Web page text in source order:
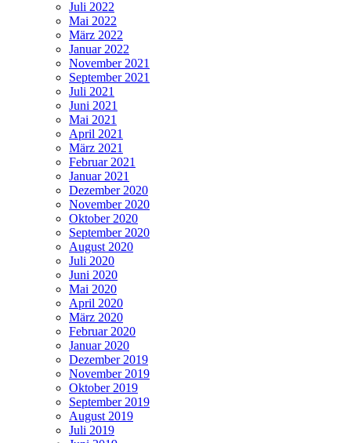
Juli 2022
Mai 2022
März 2022
Januar 2022
November 2021
September 2021
Juli 2021
Juni 2021
Mai 2021
April 2021
März 2021
Februar 2021
Januar 2021
Dezember 2020
November 2020
Oktober 2020
September 2020
August 2020
Juli 2020
Juni 2020
Mai 2020
April 2020
März 2020
Februar 2020
Januar 2020
Dezember 2019
November 2019
Oktober 2019
September 2019
August 2019
Juli 2019